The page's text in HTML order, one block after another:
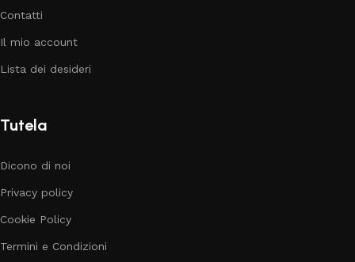
Contatti
Il mio account
Lista dei desideri
Tutela
Dicono di noi
Privacy policy
Cookie Policy
Termini e Condizioni